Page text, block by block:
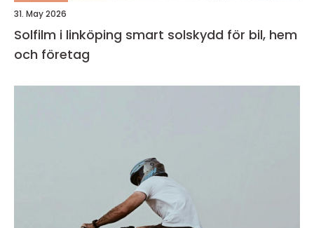
31. May 2026
Solfilm i linköping smart solskydd för bil, hem
och företag